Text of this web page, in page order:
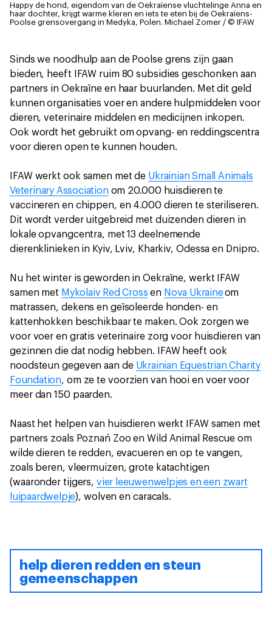
Happy de hond, eigendom van de Oekraïense vluchtelinge Anna en
haar dochter, krijgt warme kleren en iets te eten bij de Oekraïens-
Poolse grensovergang in Medyka, Polen. Michael Zomer / © IFAW
Sinds we noodhulp aan de Poolse grens zijn gaan
bieden, heeft IFAW ruim 80 subsidies geschonken aan
partners in Oekraïne en haar buurlanden. Met dit geld
kunnen organisaties voer en andere hulpmiddelen voor
dieren, veterinaire middelen en medicijnen inkopen.
Ook wordt het gebruikt om opvang- en reddingscentra
voor dieren open te kunnen houden.
IFAW werkt ook samen met de Ukrainian Small Animals
Veterinary Associationom 20.000 huisdieren te
vaccineren en chippen, en 4.000 dieren te steriliseren.
Dit wordt verder uitgebreid met duizenden dieren in
lokale opvangcentra, met 13 deelnemende
dierenklinieken in Kyiv, Lviv, Kharkiv, Odessa en Dnipro.
Nu het winter is geworden in Oekraïne, werkt IFAW
samen met Mykolaiv Red Cross en Nova Ukraineom
matrassen, dekens en geïsoleerde honden- en
kattenhokken beschikbaar te maken. Ook zorgen we
voor voer en gratis veterinaire zorg voor huisdieren van
gezinnen die dat nodig hebben. IFAW heeft ook
noodsteun gegeven aan de Ukrainian Equestrian Charity
Foundation, om ze te voorzien van hooi en voer voor
meer dan 150 paarden.
Naast het helpen van huisdieren werkt IFAW samen met
partners zoals Poznań Zoo en Wild Animal Rescue om
wilde dieren te redden, evacueren en op te vangen,
zoals beren, vleermuizen, grote katachtigen
(waaronder tijgers, vier leeuwenwelpjes en een zwart
luipaardwelpje), wolven en caracals.
help dieren redden en steun
gemeenschappen